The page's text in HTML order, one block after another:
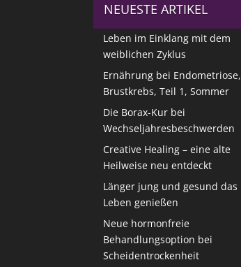
NEUESTE ARTIKEL
Leben im Einklang mit dem
weiblichen Zyklus
Ernährung bei Endometriose,
Brustkrebs, Teil 1, Sommer
Die Borax-Kur bei
Wechseljahresbeschwerden
Creative Healing – eine alte
Heilweise neu entdeckt
Länger jung und gesund das
Leben genießen
Neue hormonfreie
Behandlungsoption bei
Scheidentrockenheit